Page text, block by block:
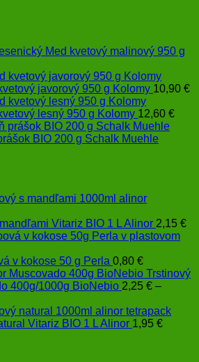
Med kvetový malinový 950 g
javorový 950 g Kolomy 10,90 €
lesný 950 g Kolomy 12,60 €
BIO 200 g Schalk Muehle
Vitariz BIO 1 L Alinor 2,15 €
v kokose 50 g Perla 0,80 €
Trstinový
400g/1000g BioNebio 2,25 € –
Vitariz BIO 1 L Alinor 1,95 €